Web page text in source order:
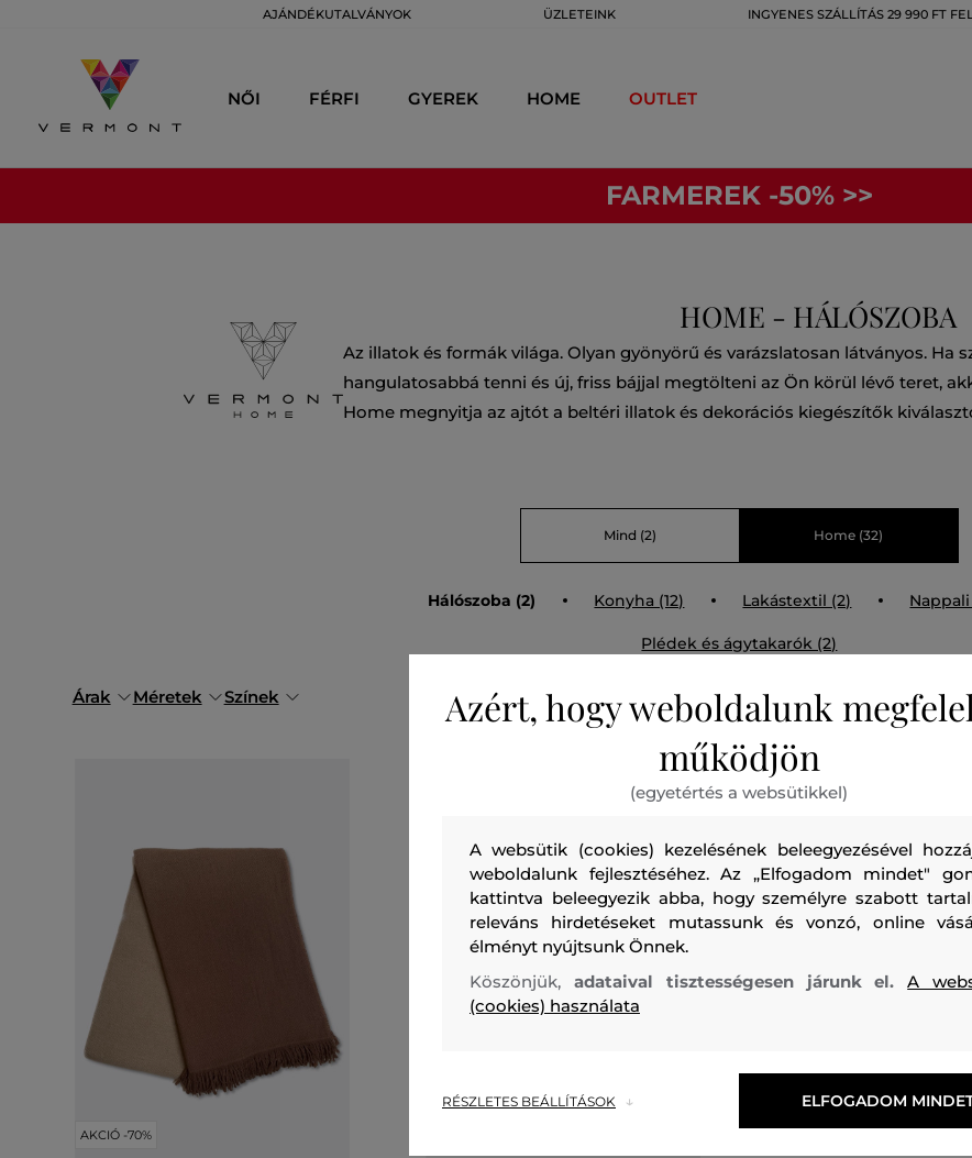
AJÁNDÉKUTALVÁNYOK ÜZLETEINK INGYENES SZÁLLÍTÁS 29 990 FT
NŐI FÉRFI GYEREK HOME OUTLET
FARMEREK -50% >>
HOME - HÁLÓSZOBA
Az illatok és formák világa. Olyan gyönyörű és varázslatosan látványos. Ha
hangulatosabbá tenni és új, friss bájjal megtölteni az Ön körül lévő teret,
Home megnyitja az ajtót a beltéri illatok és dekorációs kiegészítők
Mind (2) Home (32)
Hálószoba (2) Konyha (12) Lakástextil (2) Nappali
Plédek és ágytakarók (2)
Árak Méretek Színek
AKCIÓ -70%
Azért, hogy weboldalunk
működjön
(egyetértés a websütikkel)
A websütik (cookies) kezelésének beleegyezésével
weboldalunk fejlesztéséhez. Az „Elfogadom mindet"
kattintva beleegyezik abba, hogy személyre szabott
releváns hirdetéseket mutassunk és vonzó, online
élményt nyújtsunk Önnek.
Köszönjük, adataival tisztességesen járunk el.A
(cookies) használata
RÉSZLETES BEÁLLÍTÁSOK ELFOGADOM